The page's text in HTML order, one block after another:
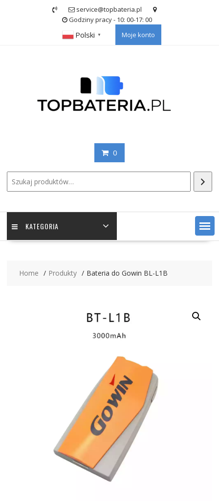
service@topbateria.pl
Godziny pracy - 10: 00-17: 00
Polski ▼ Moje konto
0
KATEGORIA
Home Produkty Bateria do Gowin BL-L1B